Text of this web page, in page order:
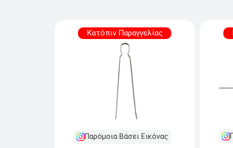
Κατόπιν Παραγγελίας
Παρόμοια Βάσει Εικόνας